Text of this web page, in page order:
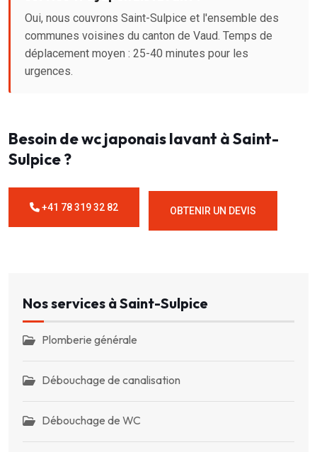
Oui, nous couvrons Saint-Sulpice et l'ensemble des
communes voisines du canton de Vaud. Temps de
déplacement moyen : 25-40 minutes pour les
urgences.
Besoin de wc japonais lavant à Saint-
Sulpice ?
+41 78 319 32 82 OBTENIR UN DEVIS
Nos services à Saint-Sulpice
Plomberie générale
Débouchage de canalisation
Débouchage de WC